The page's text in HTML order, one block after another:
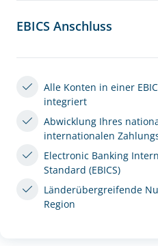
EBICS Anschluss
Alle Konten in einer
integriert
Abwicklung Ihres
internationalen
Electronic Banking
Standard (EBICS)
Länderübergreifende
Region